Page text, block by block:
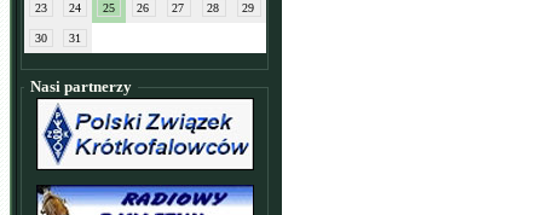
23 24 25 26 27 28 29
30 31
Nasi partnerzy